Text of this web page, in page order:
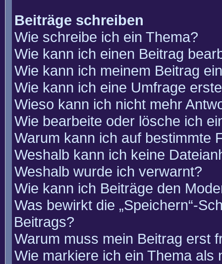
Beiträge schreiben
Wie schreibe ich ein Thema?
Wie kann ich einen Beitrag
Wie kann ich meinem Beitrag
Wie kann ich eine Umfrage
Wieso kann ich nicht mehr
Wie bearbeite oder lösche ich
Warum kann ich auf bestimmte
Weshalb kann ich keine
Weshalb wurde ich verwarnt?
Wie kann ich Beiträge den
Was bewirkt die „Speichern“-
Beitrags?
Warum muss mein Beitrag erst
Wie markiere ich ein Thema als